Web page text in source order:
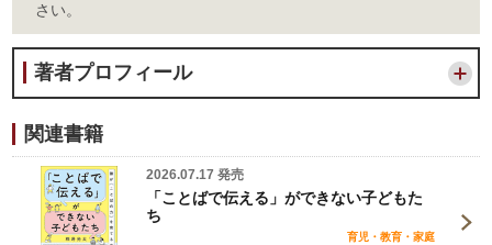
さい。
著者プロフィール
関連書籍
2026.07.17 発売
「ことばで伝える」ができない子どもた
ち
育児・教育・家庭